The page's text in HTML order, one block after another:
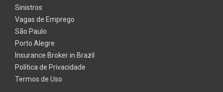
Sinistros
Vagas de Emprego
São Paulo
Porto Alegre
Insurance Broker in Brazil
Política de Privacidade
Termos de Uso